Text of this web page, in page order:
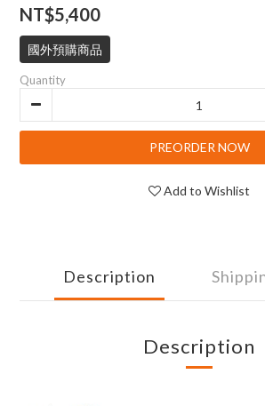
NT$5,400
國外預購商品
Quantity
PREORDER NOW
Add to Wishlist
Description
Description